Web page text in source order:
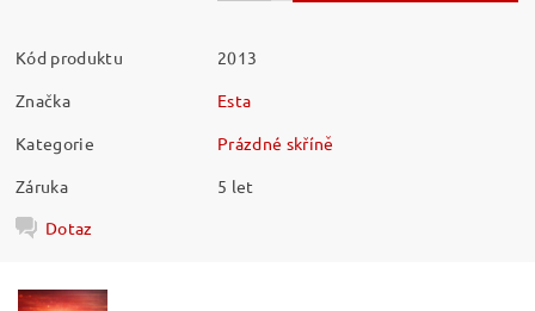
Kód produktu
2013
Značka
Esta
Kategorie
Prázdné skříně
Záruka
5 let
Dotaz